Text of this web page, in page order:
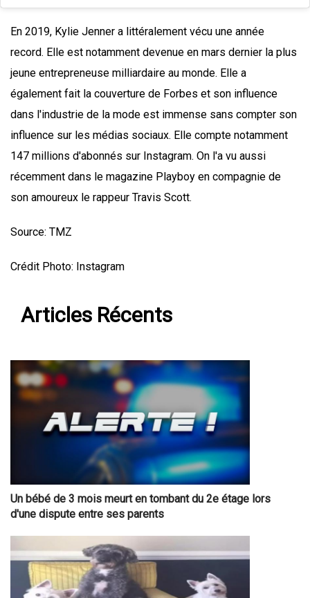
En 2019, Kylie Jenner a littéralement vécu une année
record. Elle est notamment devenue en mars dernier la plus
jeune entrepreneuse milliardaire au monde. Elle a
également fait la couverture de Forbes et son influence
dans l'industrie de la mode est immense sans compter son
influence sur les médias sociaux. Elle compte notamment
147 millions d'abonnés sur Instagram. On l'a vu aussi
récemment dans le magazine Playboy en compagnie de
son amoureux le rappeur Travis Scott.
Source: TMZ
Crédit Photo: Instagram
Articles Récents
Un bébé de 3 mois meurt en tombant du 2e étage lors
d'une dispute entre ses parents